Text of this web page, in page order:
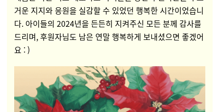
거운 지지와 응원을 실감할 수 있었던 행복한 시간이었습니
다. 아이들의 2024년을 든든히 지켜주신 모든 분께 감사를
드리며, 후원자님도 남은 연말 행복하게 보내셨으면 좋겠어
요 : )